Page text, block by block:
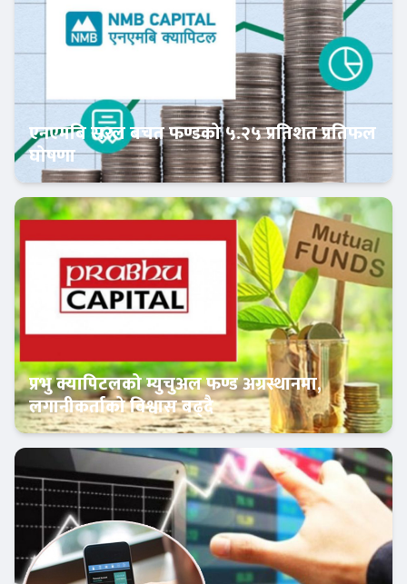
क्यापिटल मार्केट
एनएमबि सरल बचत फण्डको ५.२५ प्रतिशत प्रतिफल
घोषणा
Banner News
प्रभु क्यापिटलको म्युचुअल फण्ड अग्रस्थानमा,
लगानीकर्ताको विश्वास बढ्दै